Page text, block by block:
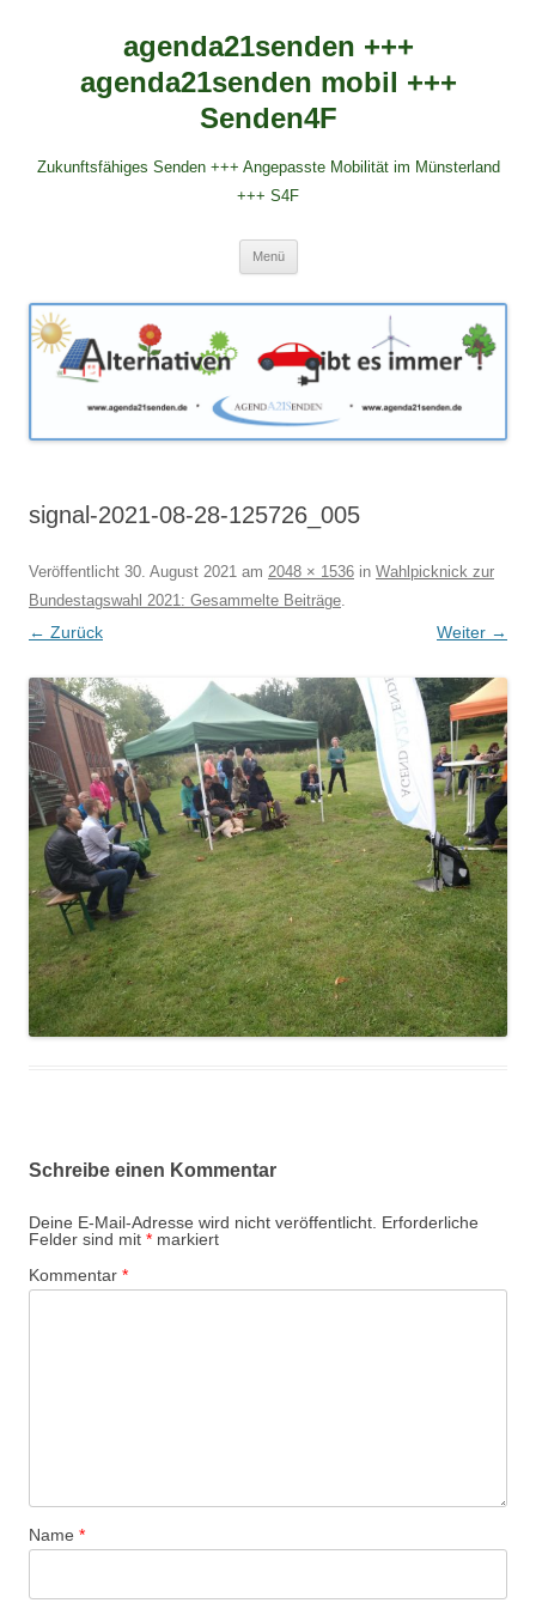
agenda21senden +++
agenda21senden mobil +++
Senden4F
Zukunftsfähiges Senden +++ Angepasste Mobilität im Münsterland
+++ S4F
Menü
signal-2021-08-28-125726_005
Veröffentlicht 30. August 2021 am 2048 × 1536 in Wahlpicknick zur
Bundestagswahl 2021: Gesammelte Beiträge
← Zurück Weiter →
Schreibe einen Kommentar
Deine E-Mail-Adresse wird nicht veröffentlicht. Erforderliche
Felder sind mit * markiert
Kommentar *
Name *